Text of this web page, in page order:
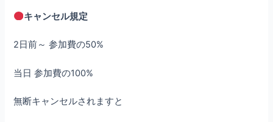
キャンセル規定
2日前～ 参加費の50%
当日 参加費の100%
無断キャンセルされますと